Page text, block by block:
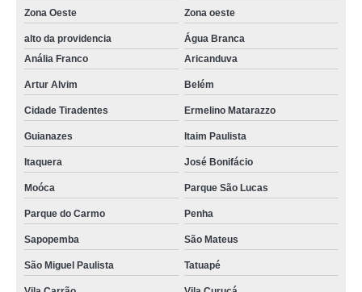
Zona Oeste Zona oeste
alto da providencia
Água Branca
Anália Franco
Aricanduva
Artur Alvim Belém
Cidade Tiradentes Ermelino Matarazzo
Guianazes Itaim Paulista
Itaquera José Bonifácio
Moóca Parque São Lucas
Parque do Carmo Penha
Sapopemba São Mateus
São Miguel Paulista Tatuapé